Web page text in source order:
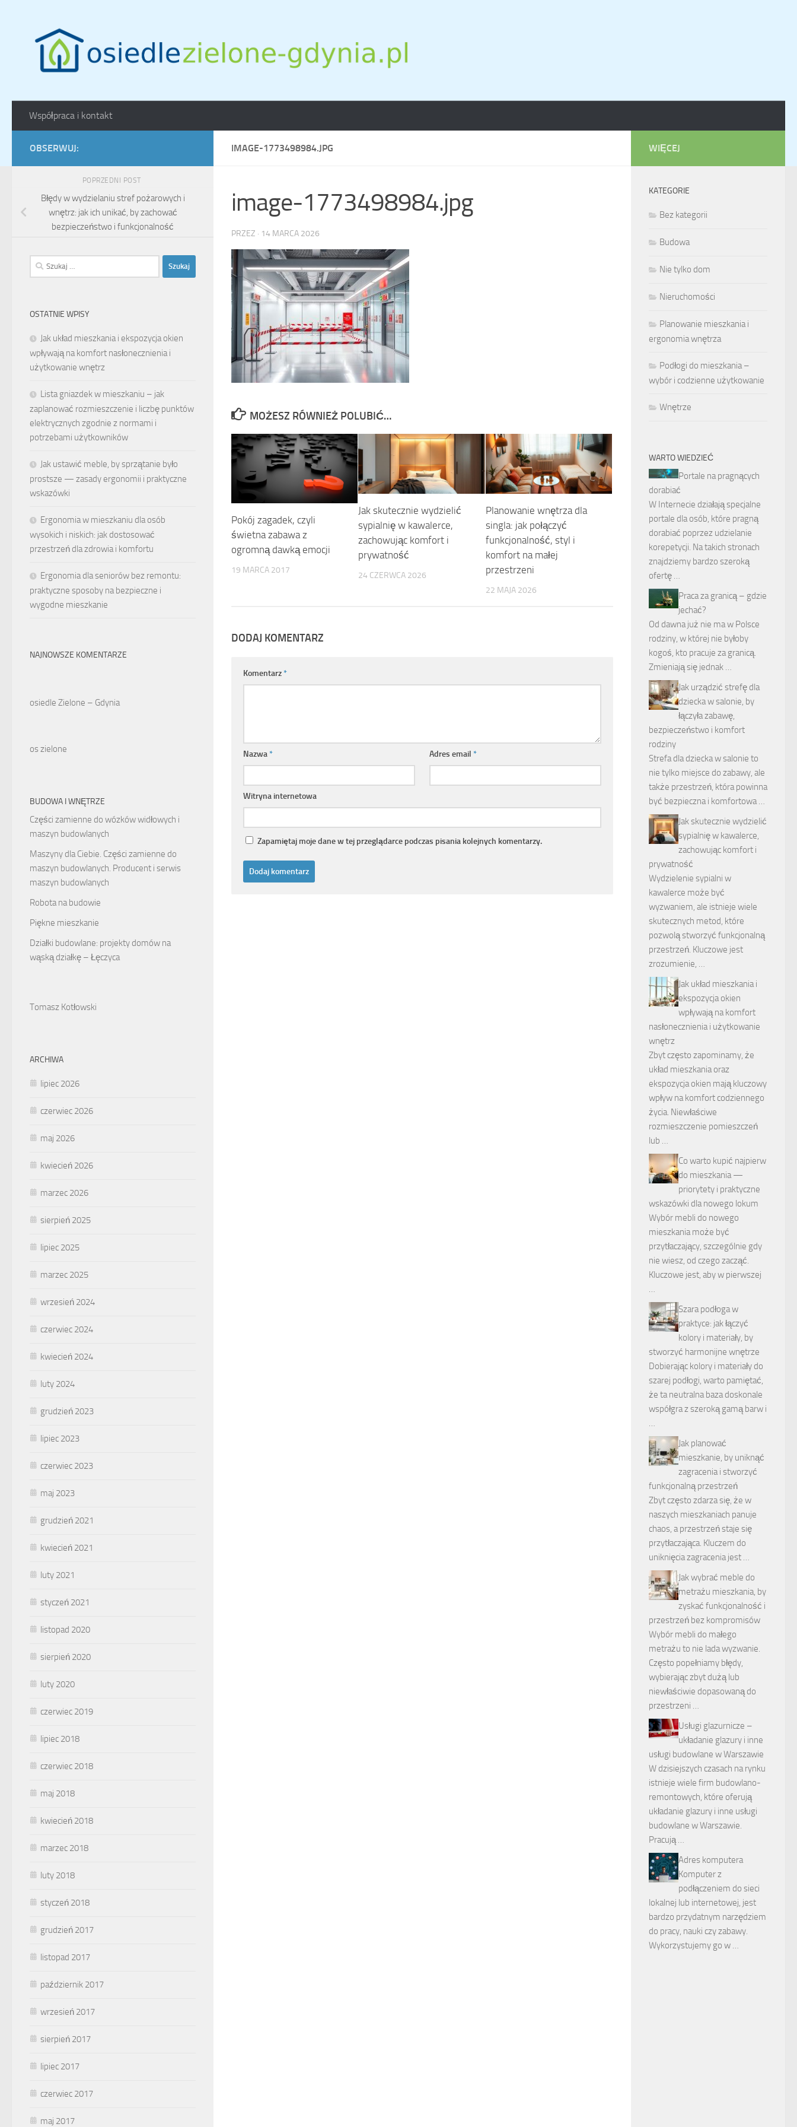
Współpraca i kontakt
IMAGE-1773498984.JPG
image-1773498984.jpg
PRZEZ · 14 MARCA 2026
MOŻESZ RÓWNIEŻ POLUBIĆ…
Pokój zagadek, czyli
świetna zabawa z
ogromną dawką emocji
19 MARCA 2017
Jak skutecznie wydzielić
sypialnię w kawalerce,
zachowując komfort i
prywatność
24 CZERWCA 2026
Planowanie wnętrza dla
singla: jak połączyć
funkcjonalność, styl i
komfort na małej
przestrzeni
22 MAJA 2026
DODAJ KOMENTARZ
Komentarz*
Nazwa* Adres email*
Witryna internetowa
Zapamiętaj moje dane w tej przeglądarce podczas pisania kolejnych komentarzy.
OBSERWUJ:
POPRZEDNI POST
Błędy w wydzielaniu stref pożarowych i
wnętrz: jak ich unikać, by zachować
bezpieczeństwo i funkcjonalność
Szukaj:
OSTATNIE WPISY
Jak układ mieszkania i ekspozycja okien
wpływają na komfort nasłonecznienia i
użytkowanie wnętrz
Lista gniazdek w mieszkaniu – jak
zaplanować rozmieszczenie i liczbę punktów
elektrycznych zgodnie z normami i
potrzebami użytkowników
Jak ustawić meble, by sprzątanie było
prostsze — zasady ergonomii i praktyczne
wskazówki
Ergonomia w mieszkaniu dla osób
wysokich i niskich: jak dostosować
przestrzeń dla zdrowia i komfortu
Ergonomia dla seniorów bez remontu:
praktyczne sposoby na bezpieczne i
wygodne mieszkanie
NAJNOWSZE KOMENTARZE
osiedle Zielone – Gdynia
os zielone
BUDOWA I WNĘTRZE
Części zamienne do wózków widłowych i
maszyn budowlanych
Maszyny dla Ciebie. Części zamienne do
maszyn budowlanych. Producent i serwis
maszyn budowlanych
Robota na budowie
Piękne mieszkanie
Działki budowlane: projekty domów na
wąską działkę – Łęczyca
Tomasz Kotłowski
ARCHIWA
lipiec 2026
czerwiec 2026
maj 2026
kwiecień 2026
marzec 2026
sierpień 2025
lipiec 2025
marzec 2025
wrzesień 2024
czerwiec 2024
kwiecień 2024
luty 2024
grudzień 2023
lipiec 2023
czerwiec 2023
maj 2023
grudzień 2021
kwiecień 2021
luty 2021
styczeń 2021
listopad 2020
sierpień 2020
luty 2020
czerwiec 2019
lipiec 2018
czerwiec 2018
maj 2018
kwiecień 2018
marzec 2018
luty 2018
styczeń 2018
grudzień 2017
listopad 2017
październik 2017
wrzesień 2017
sierpień 2017
lipiec 2017
czerwiec 2017
maj 2017
WIĘCEJ
KATEGORIE
Bez kategorii
Budowa
Nie tylko dom
Nieruchomości
Planowanie mieszkania i
ergonomia wnętrza
Podłogi do mieszkania –
wybór i codzienne użytkowanie
Wnętrze
WARTO WIEDZIEĆ
Portale na pragnących
dorabiać
W Internecie działają specjalne
portale dla osób, które pragną
dorabiać poprzez udzielanie
korepetycji. Na takich stronach
znajdziemy bardzo szeroką
ofertę …
Praca za granicą – gdzie
jechać?
Od dawna już nie ma w Polsce
rodziny, w której nie byłoby
kogoś, kto pracuje za granicą.
Zmieniają się jednak …
Jak urządzić strefę dla
dziecka w salonie, by
łączyła zabawę,
bezpieczeństwo i komfort
rodziny
Strefa dla dziecka w salonie to
nie tylko miejsce do zabawy, ale
także przestrzeń, która powinna
być bezpieczna i komfortowa …
Jak skutecznie wydzielić
sypialnię w kawalerce,
zachowując komfort i
prywatność
Wydzielenie sypialni w
kawalerce może być
wyzwaniem, ale istnieje wiele
skutecznych metod, które
pozwolą stworzyć funkcjonalną
przestrzeń. Kluczowe jest
zrozumienie, …
Jak układ mieszkania i
ekspozycja okien
wpływają na komfort
nasłonecznienia i użytkowanie
wnętrz
Zbyt często zapominamy, że
układ mieszkania oraz
ekspozycja okien mają kluczowy
wpływ na komfort codziennego
życia. Niewłaściwe
rozmieszczenie pomieszczeń
lub …
Co warto kupić najpierw
do mieszkania —
priorytety i praktyczne
wskazówki dla nowego lokum
Wybór mebli do nowego
mieszkania może być
przytłaczający, szczególnie gdy
nie wiesz, od czego zacząć.
Kluczowe jest, aby w pierwszej
…
Szara podłoga w
praktyce: jak łączyć
kolory i materiały, by
stworzyć harmonijne wnętrze
Dobierając kolory i materiały do
szarej podłogi, warto pamiętać,
że ta neutralna baza doskonale
współgra z szeroką gamą barw i
…
Jak planować
mieszkanie, by uniknąć
zagracenia i stworzyć
funkcjonalną przestrzeń
Zbyt często zdarza się, że w
naszych mieszkaniach panuje
chaos, a przestrzeń staje się
przytłaczająca. Kluczem do
uniknięcia zagracenia jest …
Jak wybrać meble do
metrażu mieszkania, by
zyskać funkcjonalność i
przestrzeń bez kompromisów
Wybór mebli do małego
metrażu to nie lada wyzwanie.
Często popełniamy błędy,
wybierając zbyt dużą lub
niewłaściwie dopasowaną do
przestrzeni …
Usługi glazurnicze –
układanie glazury i inne
usługi budowlane w Warszawie
W dzisiejszych czasach na rynku
istnieje wiele firm budowlano-
remontowych, które oferują
układanie glazury i inne usługi
budowlane w Warszawie.
Pracują …
Adres komputera
Komputer z
podłączeniem do sieci
lokalnej lub internetowej, jest
bardzo przydatnym narzędziem
do pracy, nauki czy zabawy.
Wykorzystujemy go w …